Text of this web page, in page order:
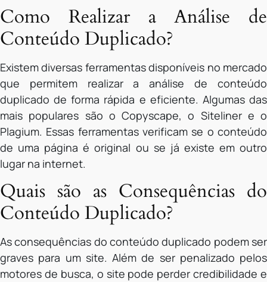
Como Realizar a Análise de
Conteúdo Duplicado?
Existem diversas ferramentas disponíveis no mercado
que permitem realizar a análise de conteúdo
duplicado de forma rápida e eficiente. Algumas das
mais populares são o Copyscape, o Siteliner e o
Plagium. Essas ferramentas verificam se o conteúdo
de uma página é original ou se já existe em outro
lugar na internet.
Quais são as Consequências do
Conteúdo Duplicado?
As consequências do conteúdo duplicado podem ser
graves para um site. Além de ser penalizado pelos
motores de busca, o site pode perder credibilidade e